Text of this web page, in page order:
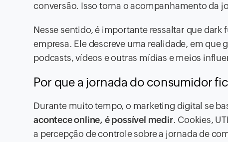
conversão. Isso torna o acompanhamento da
Nesse sentido, é importante ressaltar que dark
empresa. Ele descreve uma realidade, em
podcasts, vídeos e outras mídias e meios
Por que a jornada do consumidor
Durante muito tempo, o marketing digital se
acontece online, é possível medir. Cookies,
a percepção de controle sobre a jornada de